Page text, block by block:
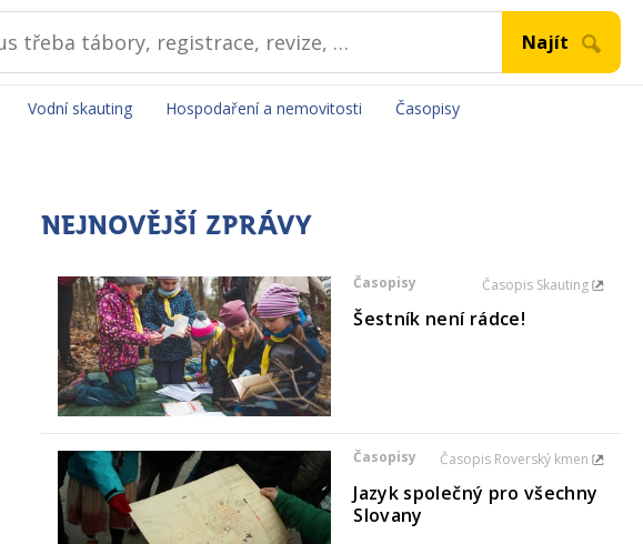
Vodní skauting Hospodaření a nemovitosti Časopisy
NEJNOVĚJŠÍ ZPRÁVY
Časopisy Časopis Skauting
Šestník není rádce!
Časopisy Časopis Roverský kmen
Jazyk společný pro všechny
Slovany